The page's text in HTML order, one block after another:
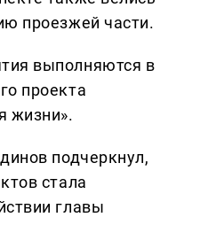
проезжей части.
выполняются в
проекта
жизни».
подчеркнул,
стала
главы